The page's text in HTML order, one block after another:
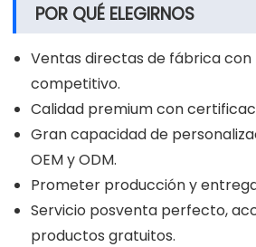
POR QUÉ ELEGIRNOS
Ventas directas de fábrica con
competitivo.
Calidad premium con
Gran capacidad de
OEM y ODM.
Prometer producción y
Servicio posventa perfecto,
productos gratuitos.